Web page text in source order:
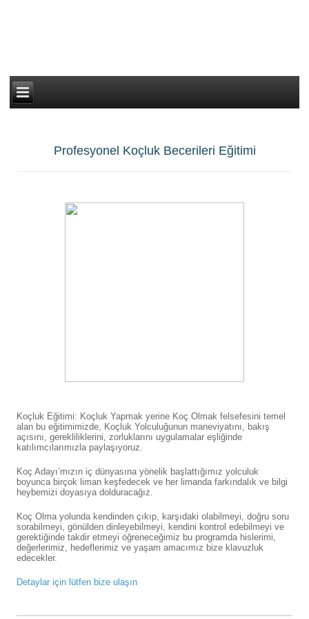
Profesyonel Koçluk Becerileri Eğitimi
Koçluk Eğitimi: Koçluk Yapmak yerine Koç Olmak felsefesini temel
alan bu eğitimimizde, Koçluk Yolculuğunun maneviyatını, bakış
açısını, gerekliliklerini, zorluklarını uygulamalar eşliğinde
katılımcılarımızla paylaşıyoruz.
Koç Adayı’mızın iç dünyasına yönelik başlattığımız yolculuk
boyunca birçok liman keşfedecek ve her limanda farkındalık ve bilgi
heybemizi doyasıya dolduracağız.
Koç Olma yolunda kendinden çıkıp, karşıdaki olabilmeyi, doğru soru
sorabilmeyi, gönülden dinleyebilmeyi, kendini kontrol edebilmeyi ve
gerektiğinde takdir etmeyi öğreneceğimiz bu programda hislerimi,
değerlerimiz, hedeflerimiz ve yaşam amacımız bize klavuzluk
edecekler.
Detaylar için lütfen bize ulaşın